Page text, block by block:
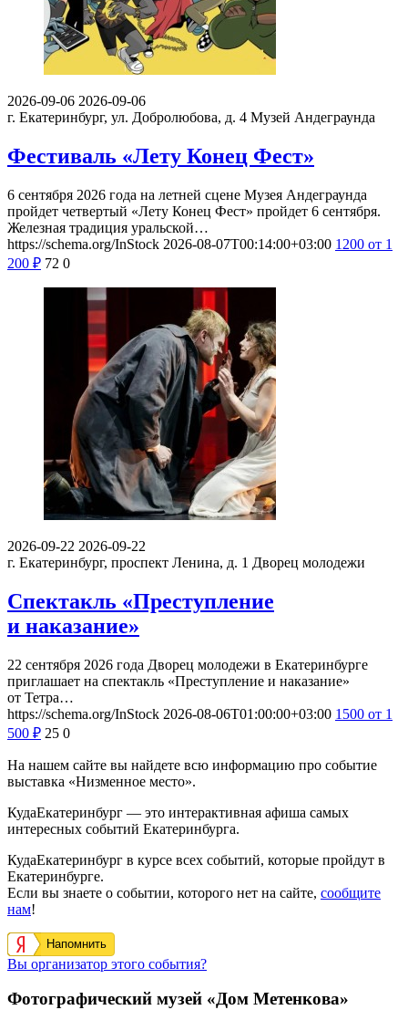
2026-09-06 2026-09-06
г. Екатеринбург, ул. Добролюбова, д. 4 Музей Андеграунда
Фестиваль «Лету Конец Фест»
6 сентября 2026 года на летней сцене Музея Андеграунда
пройдет четвертый «Лету Конец Фест» пройдет 6 сентября.
Железная традиция уральской…
https://schema.org/InStock 2026-08-07T00:14:00+03:00 1200 от 1
200 ₽ 72 0
2026-09-22 2026-09-22
г. Екатеринбург, проспект Ленина, д. 1 Дворец молодежи
Спектакль «Преступление
и наказание»
22 сентября 2026 года Дворец молодежи в Екатеринбурге
приглашает на спектакль «Преступление и наказание»
от Тетра…
https://schema.org/InStock 2026-08-06T01:00:00+03:00 1500 от 1
500 ₽ 25 0
На нашем сайте вы найдете всю информацию про событие
выставка «Низменное место».
КудаЕкатеринбург — это интерактивная афиша самых
интересных событий Екатеринбурга.
КудаЕкатеринбург в курсе всех событий, которые пройдут в
Екатеринбурге.
Если вы знаете о событии, которого нет на сайте, сообщите
нам!
Напомнить
Вы организатор этого события?
Фотографический музей «Дом Метенкова»